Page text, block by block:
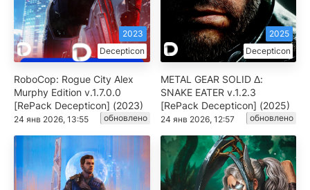
Decepticon
2023
RoboCop: Rogue City Alex
Murphy Edition v.1.7.0.0
[RePack Decepticon] (2023)
24 янв 2026, 13:55 обновлено
Decepticon
2025
METAL GEAR SOLID Δ:
SNAKE EATER v.1.2.3
[RePack Decepticon] (2025)
24 янв 2026, 12:57 обновлено